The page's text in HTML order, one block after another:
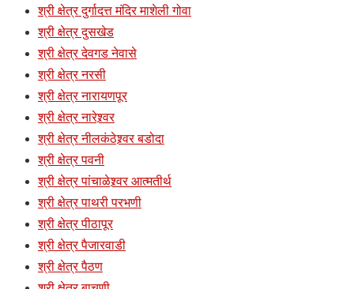
श्री क्षेत्र दुर्गादत्त मंदिर माशेली गोवा
श्री क्षेत्र दुसखेड
श्री क्षेत्र देवगड नेवासे
श्री क्षेत्र नरसी
श्री क्षेत्र नारायणपूर
श्री क्षेत्र नारेश्र्वर
श्री क्षेत्र नीलकंठेश्र्वर बडोदा
श्री क्षेत्र पवनी
श्री क्षेत्र पांचाळेश्र्वर आत्मतीर्थ
श्री क्षेत्र पाथरी परभणी
श्री क्षेत्र पीठापूर
श्री क्षेत्र पैजारवाडी
श्री क्षेत्र पैठण